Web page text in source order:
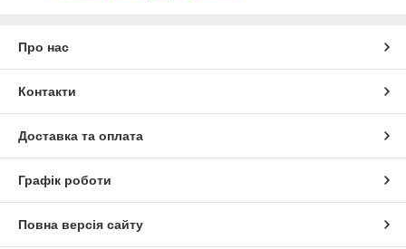
Про нас
Контакти
Доставка та оплата
Графік роботи
Повна версія сайту